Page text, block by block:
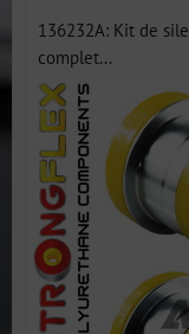
136232A: Kit de
complet...